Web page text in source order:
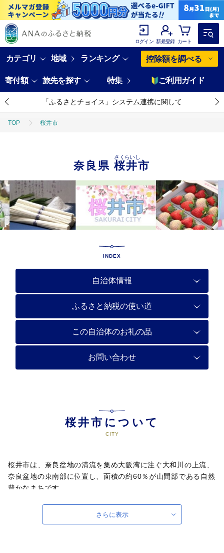
ログイン 新規登録 カート
カテゴリ 地域 ランキング 控除額を調べる
寄付額 旅先を探す 特集 ご利用ガイド
「ふるさとチョイス」システム連携に関して
TOP 桜井市
奈良県桜井市
さくらいし
INDEX
自治体情報
ふるさと納税の使い道
この自治体のお礼の品
お問い合わせ
桜井市について
桜井市は、奈良盆地の清流を集め大阪湾に注ぐ大和川の上流、
奈良盆地の東南部に位置し、面積の約60％が山間部である自然
豊かなまちです。
市内北部には、弥生時代の大規模集落である纒向遺跡が存在
し、邪馬台国畿内説の最有力候補地とされ、また、ヤマト王権
さらに表示